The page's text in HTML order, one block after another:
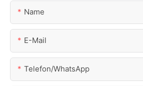
Name
E-Mail
Telefon/WhatsApp